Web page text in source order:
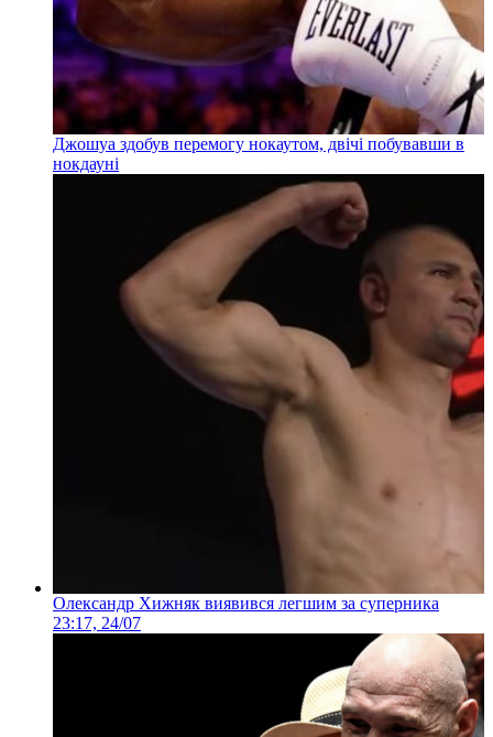
Джошуа здобув перемогу нокаутом, двічі побувавши в
нокдауні
Олександр Хижняк виявився легшим за суперника
23:17, 24/07